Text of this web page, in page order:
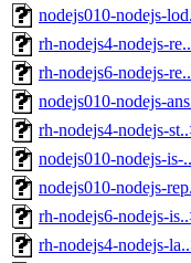
nodejs010-nodejs-
rh-nodejs4-nodejs-
rh-nodejs6-nodejs-
nodejs010-nodejs-
rh-nodejs4-nodejs-
nodejs010-nodejs-is-
nodejs010-nodejs-
rh-nodejs6-nodejs-
rh-nodejs4-nodejs-